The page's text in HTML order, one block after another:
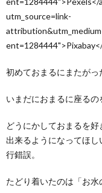
utm_source=link-
初めておまるにまたがっ
いまだにおまるに座るの
どうにかしておまるを
出来るようになってほ
行錯誤。
たどり着いたのは「お水